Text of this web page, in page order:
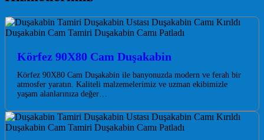
Körfez 90X80 Cam Duşakabin
Körfez 90X80 Cam Duşakabin ile banyonuzda modern ve ferah bir
atmosfer yaratın. Kaliteli malzemelerimiz ve uzman ekibimizle
yaşam alanlarınıza değer…